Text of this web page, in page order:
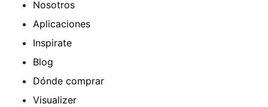
Nosotros
Aplicaciones
Inspirate
Blog
Dónde comprar
Visualizer